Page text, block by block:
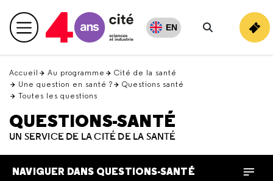
en
haut Menu principal EN
Rechercher
Accueil Au programme
Cité de la santé
Une question en santé ?
Questions santé
Toutes les questions
QUESTIONS-SANTÉ
UN SERVICE DE LA CITÉ DE LA SANTÉ
NAVIGUER DANS QUESTIONS-SANTÉ